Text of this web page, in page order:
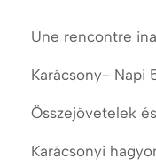
Une rencontre
Karácsony- Napi
Összejövetelek
Karácsonyi